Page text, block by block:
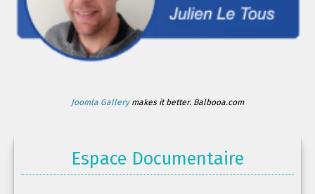
Joomla Gallerymakes it better. Balbooa.com
Espace Documentaire